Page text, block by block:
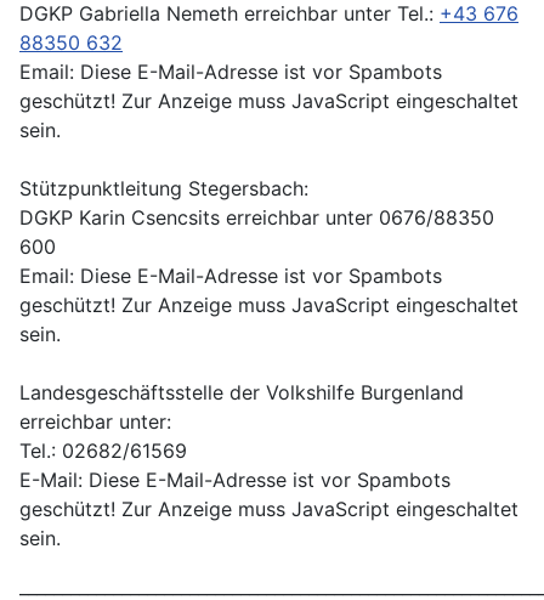
DGKP Gabriella Nemeth erreichbar unter Tel.: +43 676
88350 632
Email: Diese E-Mail-Adresse ist vor Spambots
geschützt! Zur Anzeige muss JavaScript eingeschaltet
sein.
Stützpunktleitung Stegersbach:
DGKP Karin Csencsits erreichbar unter 0676/88350
600
Email: Diese E-Mail-Adresse ist vor Spambots
geschützt! Zur Anzeige muss JavaScript eingeschaltet
sein.
Landesgeschäftsstelle der Volkshilfe Burgenland
erreichbar unter:
Tel.: 02682/61569
E-Mail: Diese E-Mail-Adresse ist vor Spambots
geschützt! Zur Anzeige muss JavaScript eingeschaltet
sein.